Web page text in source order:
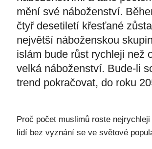
mění své náboženství.
čtyř desetiletí křesťané
největší náboženskou
islám bude růst rychleji než
velká náboženství. Bude-li
trend pokračovat, do roku
Proč počet muslimů roste
lidí bez vyznání se ve světové